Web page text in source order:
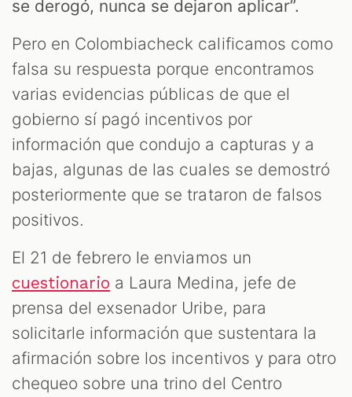
se derogó, nunca se dejaron aplicar”.
Pero en Colombiacheck calificamos como
falsa su respuesta porque encontramos
varias evidencias públicas de que el
gobierno sí pagó incentivos por
información que condujo a capturas y a
bajas, algunas de las cuales se demostró
posteriormente que se trataron de falsos
positivos.
El 21 de febrero le enviamos un
cuestionario a Laura Medina, jefe de
prensa del exsenador Uribe, para
solicitarle información que sustentara la
afirmación sobre los incentivos y para otro
chequeo sobre una trino del Centro